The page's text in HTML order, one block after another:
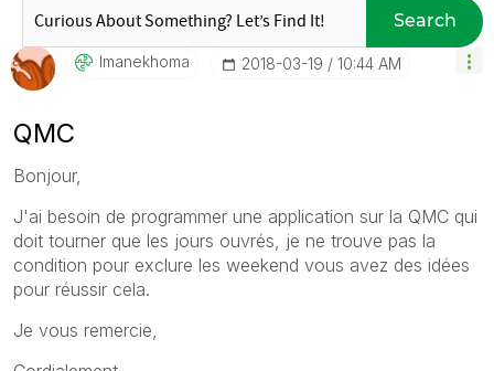
Search
Imanekhoma ‎2018-03-19 10:44 AM
QMC
Bonjour,
J'ai besoin de programmer une application sur la QMC qui
doit tourner que les jours ouvrés, je ne trouve pas la
condition pour exclure les weekend vous avez des idées
pour réussir cela.
Je vous remercie,